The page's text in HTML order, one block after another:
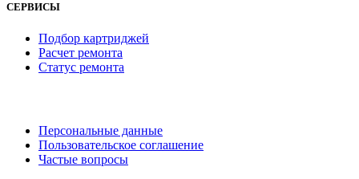
СЕРВИСЫ
Подбор картриджей
Расчет ремонта
Статус ремонта
Персональные данные
Пользовательское соглашение
Частые вопросы